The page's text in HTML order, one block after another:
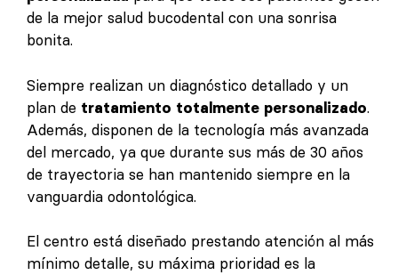
de la mejor salud bucodental con una sonrisa
bonita.
Siempre realizan un diagnóstico detallado y un
plan de tratamiento totalmente personalizado.
Además, disponen de la tecnología más avanzada
del mercado, ya que durante sus más de 30 años
de trayectoria se han mantenido siempre en la
vanguardia odontológica.
El centro está diseñado prestando atención al más
mínimo detalle, su máxima prioridad es la